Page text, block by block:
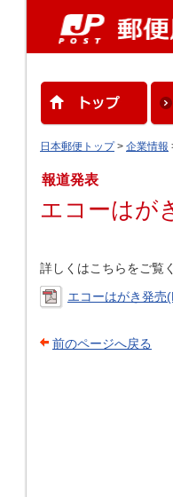
日本郵便トップ> 企業情報
報道発表
エコーはが
詳しくはこちらをご覧
エコーはがき発売
前のページへ戻る